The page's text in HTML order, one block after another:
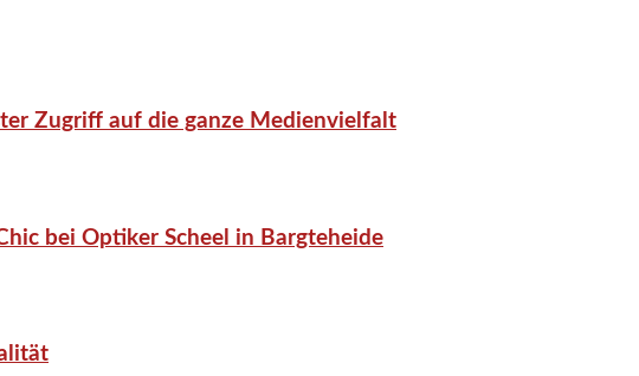
Zugriff auf die ganze Medienvielfalt
bei Optiker Scheel in Bargteheide